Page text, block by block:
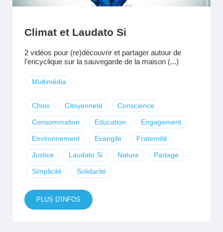
Climat et Laudato Si
2 vidéos pour (re)découvrir et partager autour de
l’encyclique sur la sauvegarde de la maison (...)
Multimédia
Choix Citoyenneté Conscience
Consommation Education Engagement
Environnement Evangile Fraternité
Justice Laudato Si Nature Partage
Simplicité Solidarité
PLUS D'INFOS